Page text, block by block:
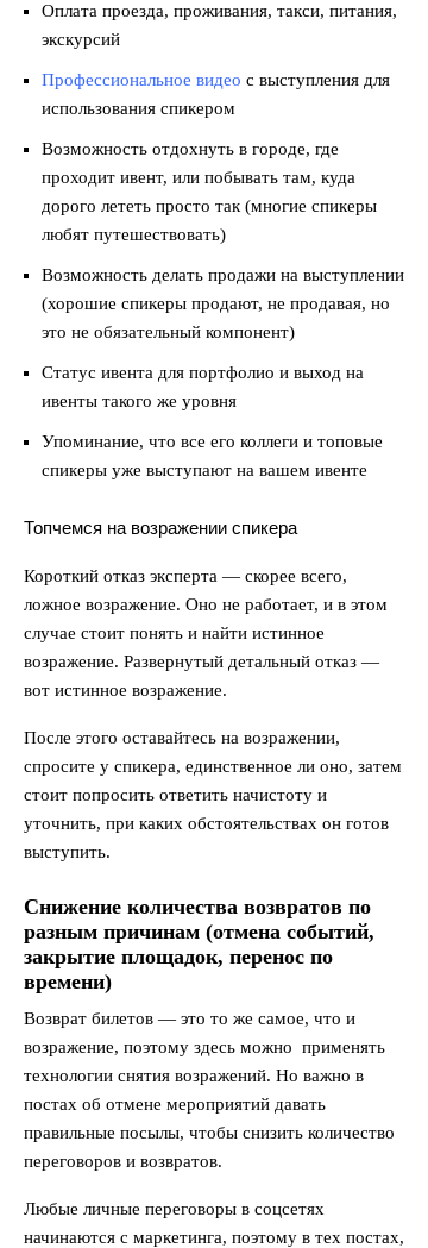
Оплата проезда, проживания, такси, питания,
экскурсий
Профессиональное видео с выступления для
использования спикером
Возможность отдохнуть в городе, где
проходит ивент, или побывать там, куда
дорого лететь просто так (многие спикеры
любят путешествовать)
Возможность делать продажи на выступлении
(хорошие спикеры продают, не продавая, но
это не обязательный компонент)
Статус ивента для портфолио и выход на
ивенты такого же уровня
Упоминание, что все его коллеги и топовые
спикеры уже выступают на вашем ивенте
Топчемся на возражении спикера
Короткий отказ эксперта — скорее всего,
ложное возражение. Оно не работает, и в этом
случае стоит понять и найти истинное
возражение. Развернутый детальный отказ —
вот истинное возражение.
После этого оставайтесь на возражении,
спросите у спикера, единственное ли оно, затем
стоит попросить ответить начистоту и
уточнить, при каких обстоятельствах он готов
выступить.
Снижение количества возвратов по
разным причинам (отмена событий,
закрытие площадок, перенос по
времени)
Возврат билетов — это то же самое, что и
возражение, поэтому здесь можно применять
технологии снятия возражений. Но важно в
постах об отмене мероприятий давать
правильные посылы, чтобы снизить количество
переговоров и возвратов.
Любые личные переговоры в соцсетях
начинаются с маркетинга, поэтому в тех постах,